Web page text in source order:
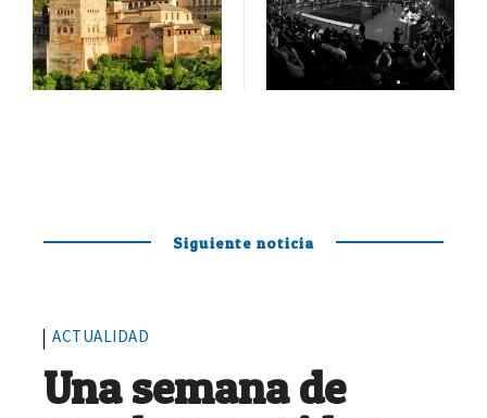
Siguiente noticia
ACTUALIDAD
Una semana de